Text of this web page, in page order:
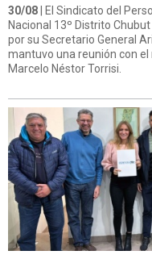
30/08| El Sindicato del
Nacional 13º Distrito
por su Secretario General
mantuvo una reunión con
Marcelo Néstor Torrisi.